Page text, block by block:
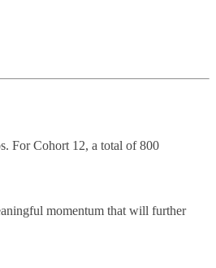
For Cohort 12, a total of 800
momentum that will further